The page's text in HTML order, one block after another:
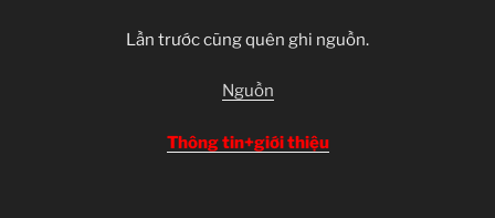
Lần trước cũng quên ghi nguồn.
Nguồn
Thông tin+giới thiệu